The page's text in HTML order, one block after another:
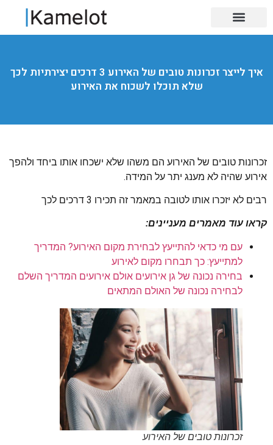
איך לייצר זכרונות טובים של האירוע 3 דרכים יצירתיות לכך
שלא תוכלו לשכוח את האירוע
זכרונות טובים של האירוע הם משהו שלא ישכחו אותו ביחד ולהפך
אירוע שהיה לא מענג יתר על המידה.
רבים לא יזכרו אותו לטובה במאמר זה תכירו 3 דרכים לכך
קראו עוד מאמרים מעניינים:
עם מי כדאי להתייעץ לבחירת מקום האירוע? המדריך
למתייעץ: כך תבחרו מקום לאירוע
בחירה נכונה של גן אירועים אולם אירועים המדריך השלם
לבחירה נכונה של האולם המתאים
זכרונות טובים של האירוע